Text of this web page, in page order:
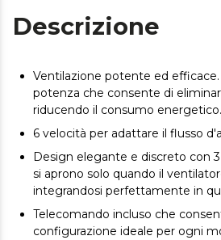
Descrizione
Ventilazione potente ed
potenza che consente di
riducendo il consumo energetico.
6 velocità per adattare il flusso
Design elegante e discreto con
si aprono solo quando il
integrandosi perfettamente in
Telecomando incluso che
configurazione ideale per ogni